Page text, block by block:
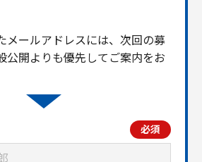
メールアドレスには、次回の募
公開よりも優先してご案内をお
必須